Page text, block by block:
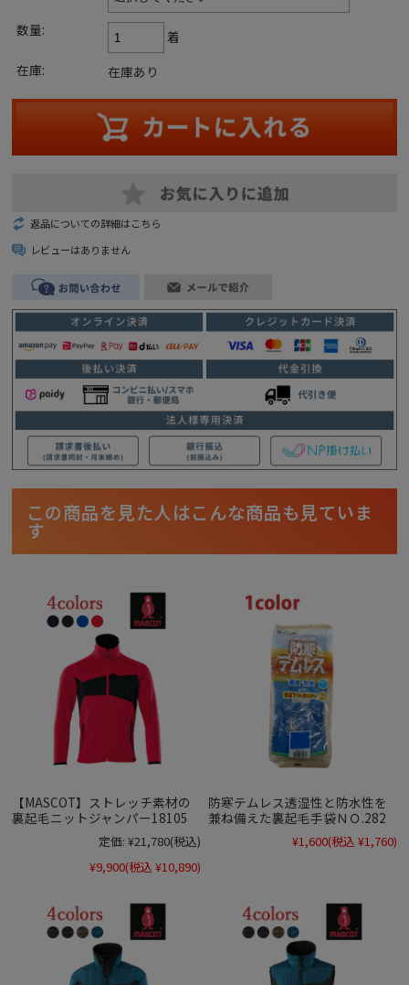
数量:
着
在庫:
在庫あり
返品についての詳細はこちら
レビューはありません
この商品を見た人はこんな商品も見ていま
す
【MASCOT】ストレッチ素材の
裏起毛ニットジャンパー18105
定価: ¥21,780(税込)
¥9,900(税込 ¥10,890)
防寒テムレス透湿性と防水性を
兼ね備えた裏起毛手袋ＮＯ.282
¥1,600(税込 ¥1,760)